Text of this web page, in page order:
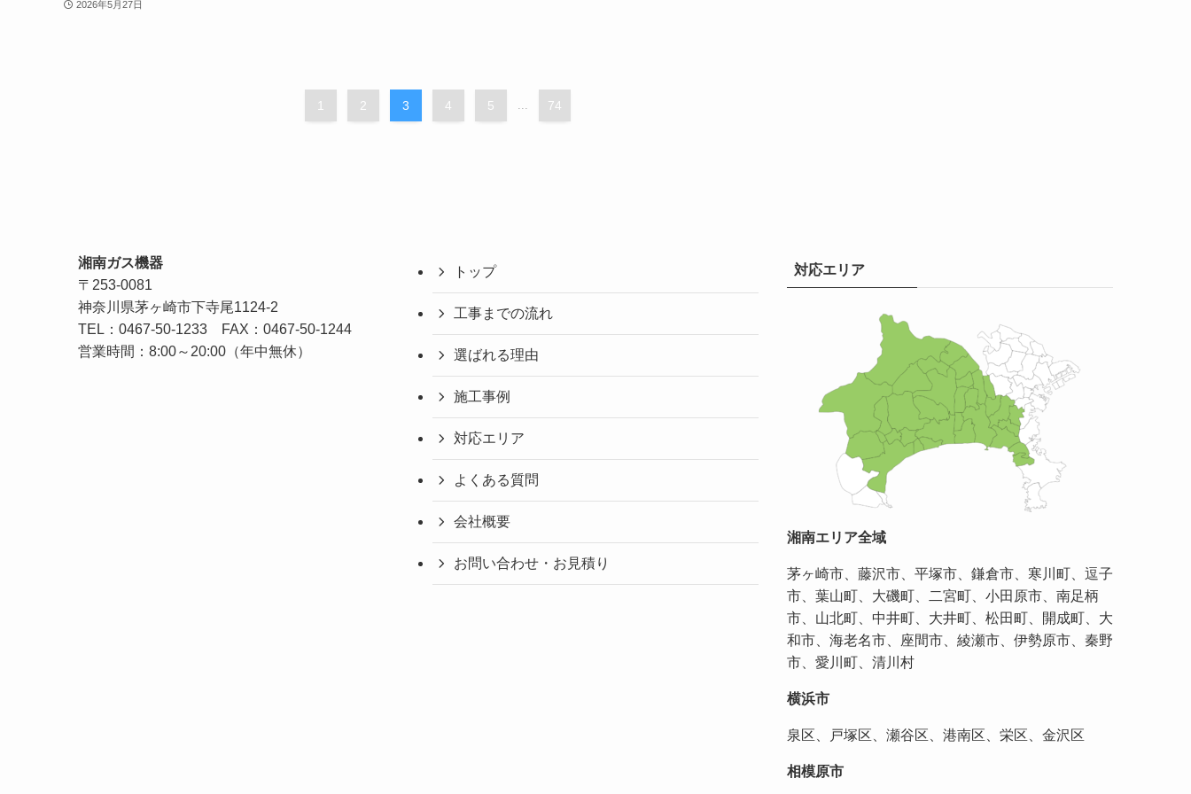
2026年5月27日
1 2 3 4 5 74
湘南ガス機器
〒253-0081
神奈川県茅ヶ崎市下寺尾1124-2
TEL： 0467-50-1233 FAX：0467-50-1244
営業時間：8:00～20:00（年中無休）
トップ
工事までの流れ
選ばれる理由
施工事例
対応エリア
よくある質問
会社概要
お問い合わせ・お見積り
対応エリア
湘南エリア全域
茅ヶ崎市、藤沢市、平塚市、鎌倉市、寒川町、逗子
市、葉山町、大磯町、二宮町、小田原市、南足柄
市、山北町、中井町、大井町、松田町、開成町、大
和市、海老名市、座間市、綾瀬市、伊勢原市、秦野
市、愛川町、清川村
横浜市
泉区、戸塚区、瀬谷区、港南区、栄区、金沢区
相模原市